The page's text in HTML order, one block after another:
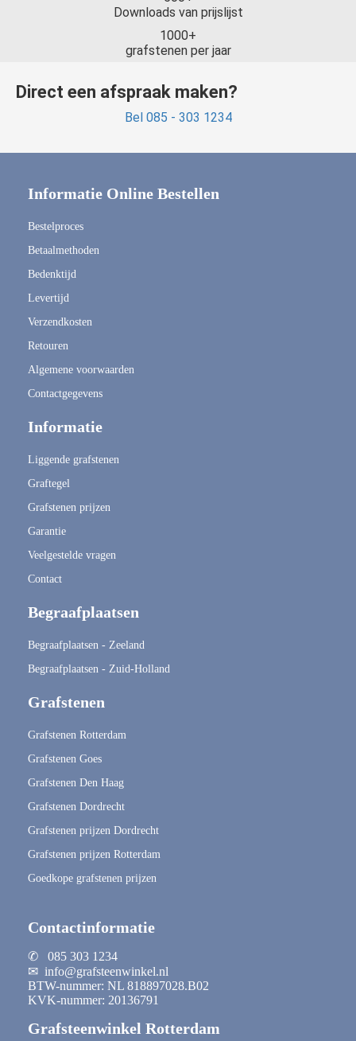
Downloads van prijslijst
1000+
grafstenen per jaar
Direct een afspraak maken?
Bel 085 - 303 1234
Informatie Online Bestellen
Bestelproces
Betaalmethoden
Bedenktijd
Levertijd
Verzendkosten
Retouren
Algemene voorwaarden
Contactgegevens
Informatie
Liggende grafstenen
Graftegel
Grafstenen prijzen
Garantie
Veelgestelde vragen
Contact
Begraafplaatsen
Begraafplaatsen - Zeeland
Begraafplaatsen - Zuid-Holland
Grafstenen
Grafstenen Rotterdam
Grafstenen Goes
Grafstenen Den Haag
Grafstenen Dordrecht
Grafstenen prijzen Dordrecht
Grafstenen prijzen Rotterdam
Goedkope grafstenen prijzen
Contactinformatie
✆ 085 303 1234
✉ info@grafsteenwinkel.nl
BTW-nummer: NL 818897028.B02
KVK-nummer: 20136791
Grafsteenwinkel Rotterdam